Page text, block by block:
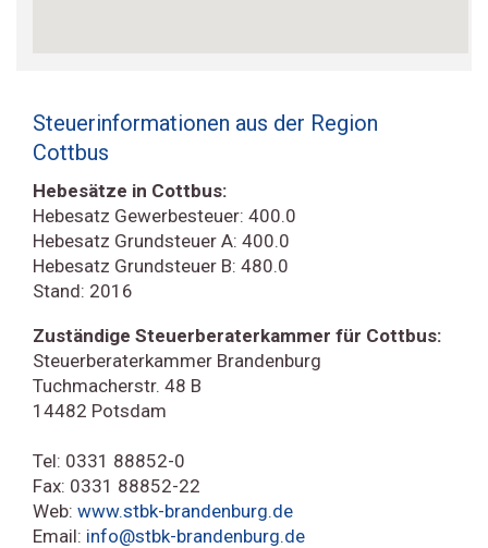
Steuerinformationen aus der Region
Cottbus
Hebesätze in Cottbus:
Hebesatz Gewerbesteuer: 400.0
Hebesatz Grundsteuer A: 400.0
Hebesatz Grundsteuer B: 480.0
Stand: 2016
Zuständige Steuerberaterkammer für Cottbus:
Steuerberaterkammer Brandenburg
Tuchmacherstr. 48 B
14482 Potsdam
Tel: 0331 88852-0
Fax: 0331 88852-22
Web: www.stbk-brandenburg.de
Email: info@stbk-brandenburg.de